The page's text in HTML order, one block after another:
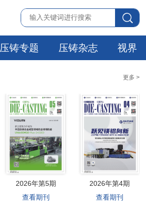
压铸专题 压铸杂志 视界
更多 >
2026年第5期
查看期刊
2026年第4期
查看期刊